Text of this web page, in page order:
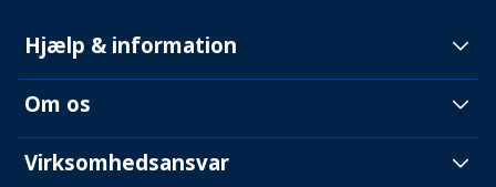
Hjælp & information
Om os
Virksomhedsansvar